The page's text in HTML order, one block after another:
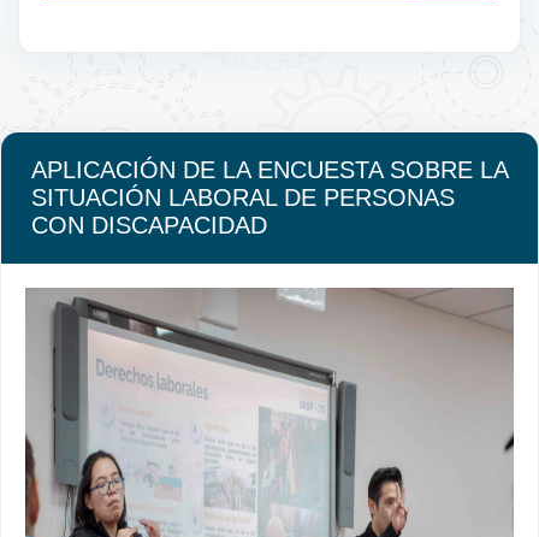
APLICACIÓN DE LA ENCUESTA SOBRE LA
SITUACIÓN LABORAL DE PERSONAS
CON DISCAPACIDAD